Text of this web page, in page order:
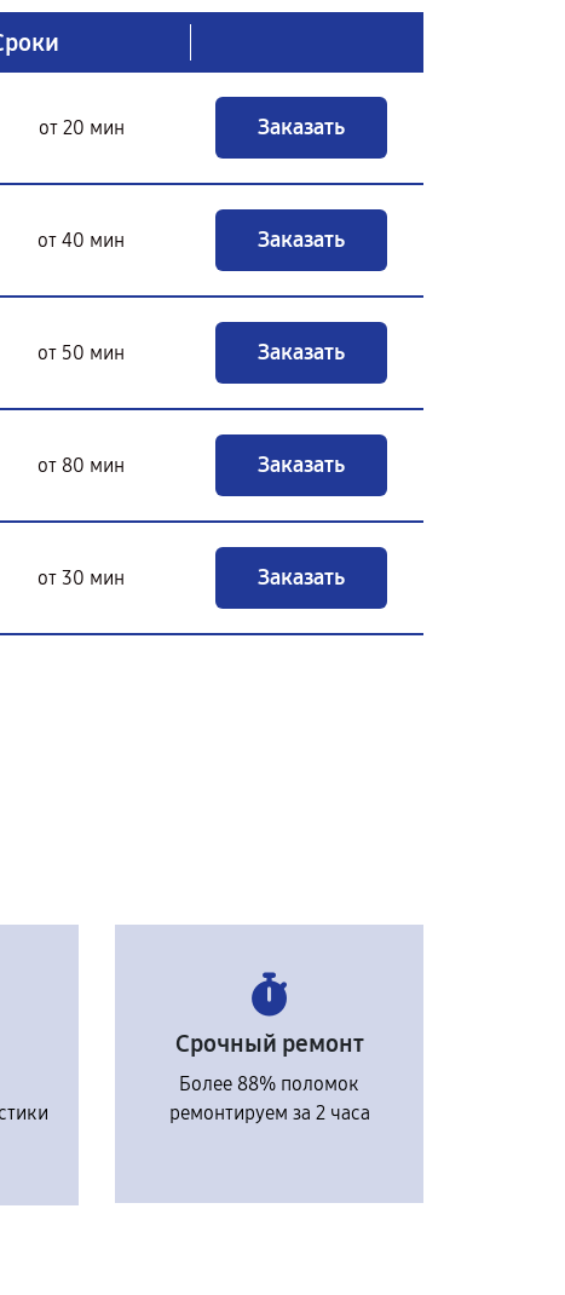
от 20 мин Заказать
от 40 мин Заказать
от 50 мин Заказать
от 80 мин Заказать
от 30 мин Заказать
Срочный ремонт
Более 88% поломок
ремонтируем за 2 часа